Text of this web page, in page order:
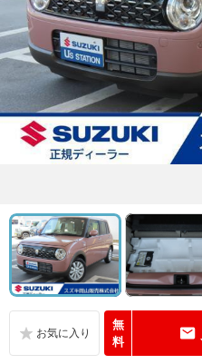
無
料